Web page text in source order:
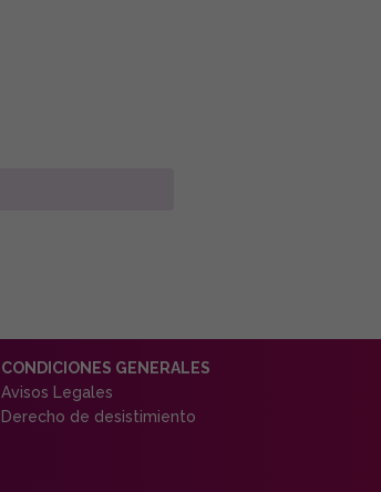
CONDICIONES GENERALES
Avisos Legales
Derecho de desistimiento